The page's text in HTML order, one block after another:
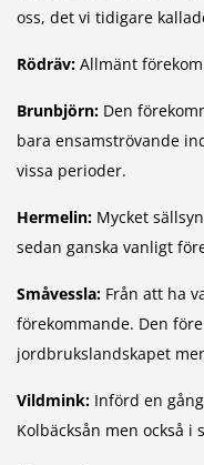
oss, det vi tidigare
Rödräv:Allmänt
Brunbjörn:Den
bara ensamströvande
vissa perioder.
Hermelin:Mycket
sedan ganska vanligt
Småvessla: Från att ha
förekommande. Den
jordbrukslandskapet
Vildmink:Införd en
Kolbäcksån men också i